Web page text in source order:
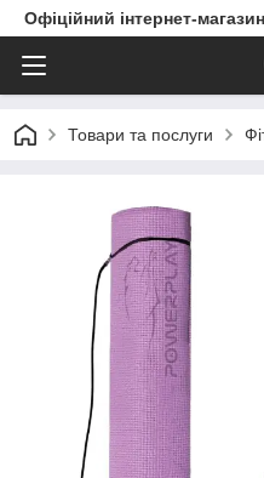
Офіційний інтернет-магазин
Товари та послуги